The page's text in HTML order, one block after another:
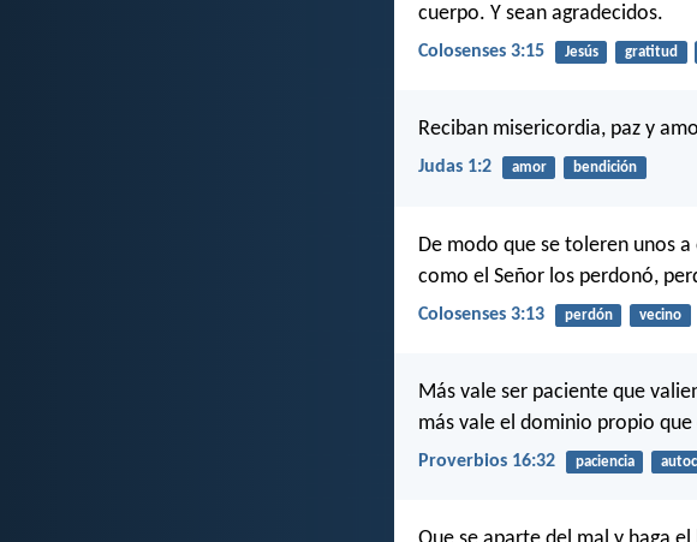
cuerpo. Y sean agradecidos.
Colosenses 3:15 Jesús gratitud
Reciban misericordia, paz y
Judas 1:2 amor bendición
De modo que se toleren unos
como el Señor los perdonó,
Colosenses 3:13 perdón vecino
Más vale ser paciente que
más vale el dominio propio
Proverbios 16:32 paciencia